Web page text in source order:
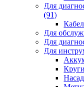
Для
(91)
Для
Для
Для